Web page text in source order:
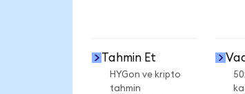
Tahmin Et
HYGon ve kripto
tahmin